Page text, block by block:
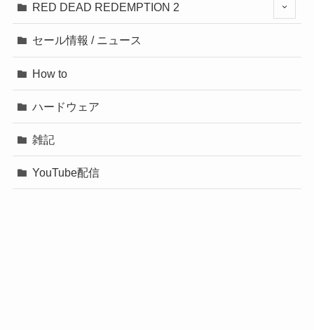
RED DEAD REDEMPTION 2
セール情報 / ニュース
How to
ハードウェア
雑記
YouTube配信